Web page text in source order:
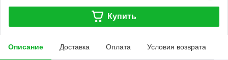
Купить
Описание Доставка Оплата Условия возврата